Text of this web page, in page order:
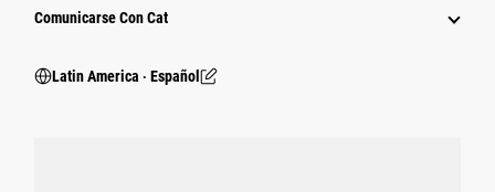
Comunicarse Con Cat
Latin America ‧ Español